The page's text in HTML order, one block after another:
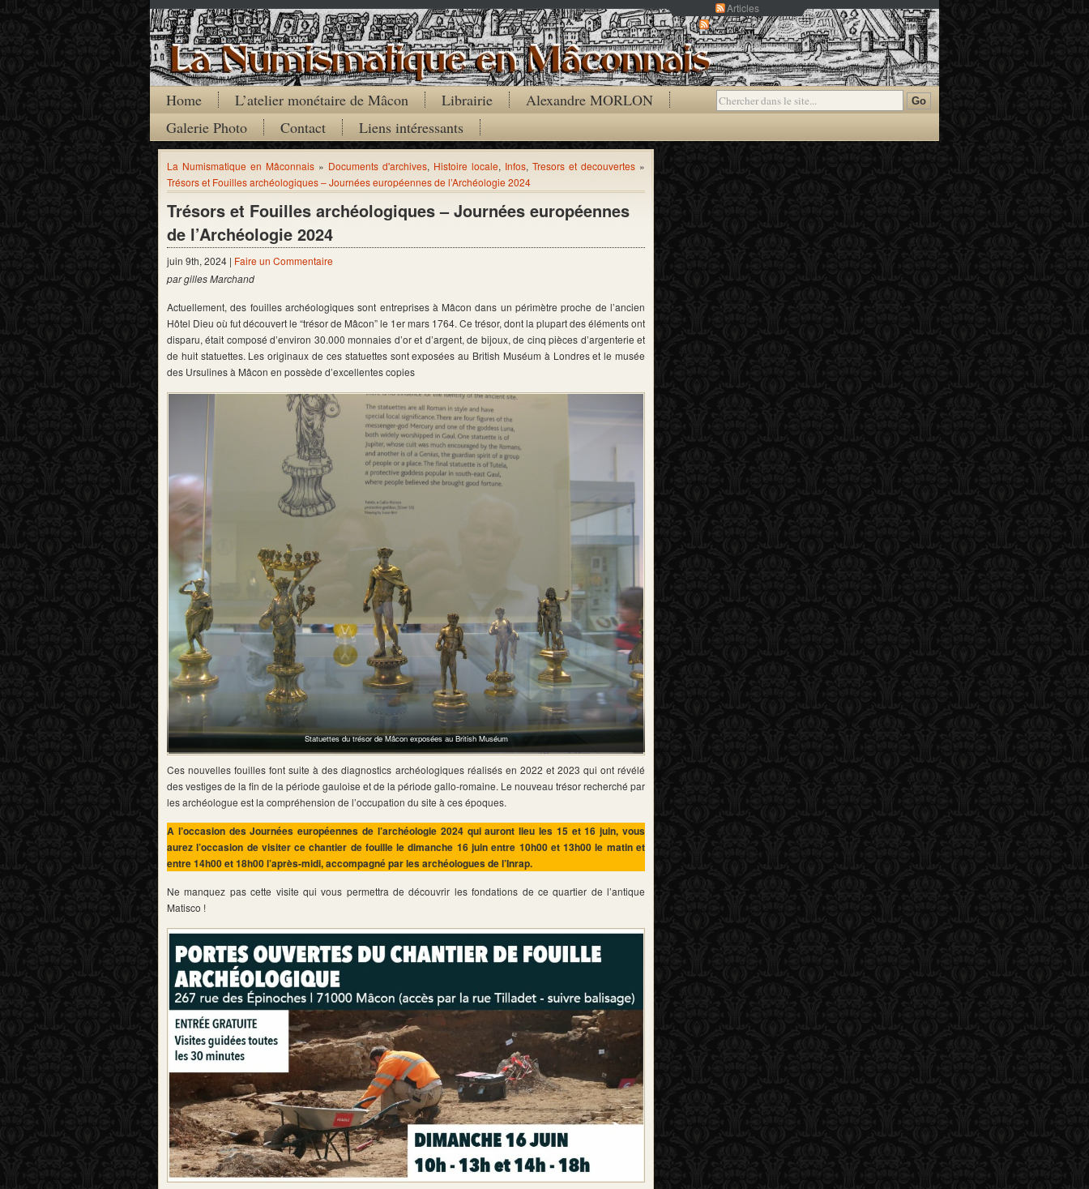
Articles
Commentaires
Home L’atelier monétaire de Mâcon Librairie
Alexandre MORLON
Galerie Photo
Contact Liens intéressants
La Numismatique en Mâconnais » Documents d'archives, Histoire locale, Infos, Tresors et decouvertes »
Trésors et Fouilles archéologiques – Journées européennes de l’Archéologie 2024
Trésors et Fouilles archéologiques – Journées européennes
de l’Archéologie 2024
juin 9th, 2024 | Faire un Commentaire
par gilles Marchand
Actuellement, des fouilles archéologiques sont entreprises à Mâcon dans un périmètre proche de l’ancien
Hôtel Dieu où fut découvert le “trésor de Mâcon” le 1er mars 1764. Ce trésor, dont la plupart des éléments ont
disparu, était composé d’environ 30.000 monnaies d’or et d’argent, de bijoux, de cinq pièces d’argenterie et
de huit statuettes. Les originaux de ces statuettes sont exposées au British Muséum à Londres et le musée
des Ursulines à Mâcon en possède d’excellentes copies
Statuettes du trésor de Mâcon exposées au British Muséum
Ces nouvelles fouilles font suite à des diagnostics archéologiques réalisés en 2022 et 2023 qui ont révélé
des vestiges de la fin de la période gauloise et de la période gallo-romaine. Le nouveau trésor recherché par
les archéologue est la compréhension de l’occupation du site à ces époques.
A l’occasion des Journées européennes de l’archéologie 2024 qui auront lieu les 15 et 16 juin, vous
aurez l’occasion de visiter ce chantier de fouille le dimanche 16 juin entre 10h00 et 13h00 le matin et
entre 14h00 et 18h00 l’après-midi, accompagné par les archéologues de l’Inrap.
Ne manquez pas cette visite qui vous permettra de découvrir les fondations de ce quartier de l’antique
Matisco !